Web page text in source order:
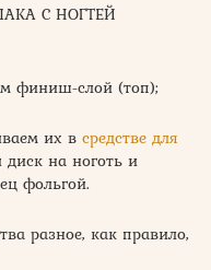
С НОГТЕЙ
финиш-слой (топ);
их в средстве для
на ноготь и
фольгой.
разное, как правило,